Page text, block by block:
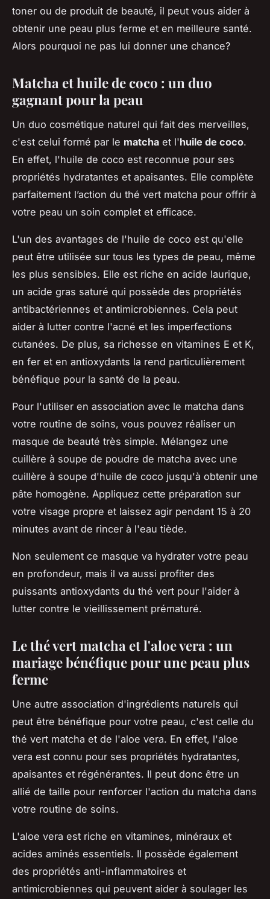
toner ou de produit de beauté, il peut vous aider à
obtenir une peau plus ferme et en meilleure santé.
Alors pourquoi ne pas lui donner une chance?
Matcha et huile de coco : un duo
gagnant pour la peau
Un duo cosmétique naturel qui fait des merveilles,
c'est celui formé par le matcha et l'huile de coco.
En effet, l'huile de coco est reconnue pour ses
propriétés hydratantes et apaisantes. Elle complète
parfaitement l’action du thé vert matcha pour offrir à
votre peau un soin complet et efficace.
L'un des avantages de l'huile de coco est qu'elle
peut être utilisée sur tous les types de peau, même
les plus sensibles. Elle est riche en acide laurique,
un acide gras saturé qui possède des propriétés
antibactériennes et antimicrobiennes. Cela peut
aider à lutter contre l'acné et les imperfections
cutanées. De plus, sa richesse en vitamines E et K,
en fer et en antioxydants la rend particulièrement
bénéfique pour la santé de la peau.
Pour l'utiliser en association avec le matcha dans
votre routine de soins, vous pouvez réaliser un
masque de beauté très simple. Mélangez une
cuillère à soupe de poudre de matcha avec une
cuillère à soupe d'huile de coco jusqu'à obtenir une
pâte homogène. Appliquez cette préparation sur
votre visage propre et laissez agir pendant 15 à 20
minutes avant de rincer à l'eau tiède.
Non seulement ce masque va hydrater votre peau
en profondeur, mais il va aussi profiter des
puissants antioxydants du thé vert pour l'aider à
lutter contre le vieillissement prématuré.
Le thé vert matcha et l'aloe vera : un
mariage bénéfique pour une peau plus
ferme
Une autre association d'ingrédients naturels qui
peut être bénéfique pour votre peau, c'est celle du
thé vert matcha et de l'aloe vera. En effet, l'aloe
vera est connu pour ses propriétés hydratantes,
apaisantes et régénérantes. Il peut donc être un
allié de taille pour renforcer l'action du matcha dans
votre routine de soins.
L'aloe vera est riche en vitamines, minéraux et
acides aminés essentiels. Il possède également
des propriétés anti-inflammatoires et
antimicrobiennes qui peuvent aider à soulager les